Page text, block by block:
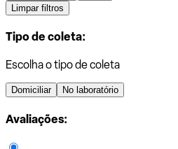
Limpar filtros
Tipo de coleta:
Escolha o tipo de coleta
Domiciliar No laboratório
Avaliações: